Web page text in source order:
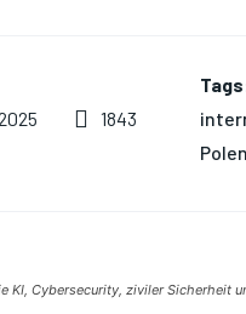
1843
Polen
KI, Cybersecurity, ziviler Sicherheit